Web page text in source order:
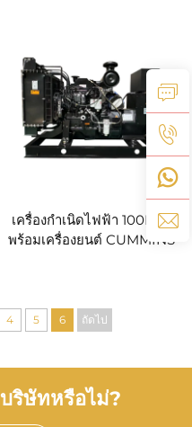
เครื่องกำเนิดไฟฟ้า 100KVA
พร้อมเครื่องยนต์ CUMMINS
4 5 6 ถัดไป
ริษัทหรือไม่?